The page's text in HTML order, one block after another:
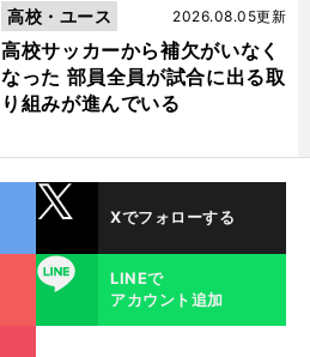
高校サッカーから補欠がいなく
なった 部員全員が試合に出る取
り組みが進んでいる
2026.08.05更新
高校・ユース
Xでフォローする
LINE
LINEで
アカウント追加